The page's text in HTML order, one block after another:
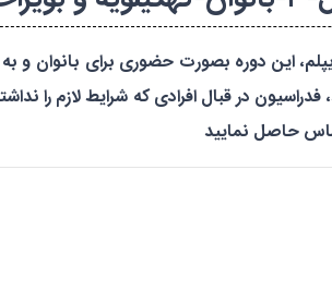
دیپلم، این دوره بصورت حضوری برای
فدراسیون در قبال افرادی که شرایط لازم